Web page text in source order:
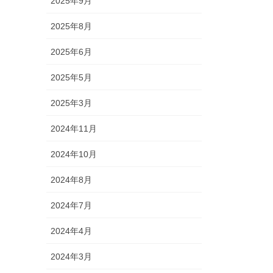
2025年8月
2025年6月
2025年5月
2025年3月
2024年11月
2024年10月
2024年8月
2024年7月
2024年4月
2024年3月